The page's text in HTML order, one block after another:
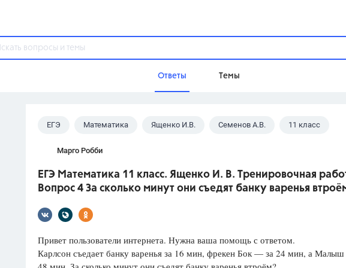
Ответы Темы
Популярные темы
ОГЭ
ФИПИ
ответов
Домашнее задание
Школа
Разумовская М.М., Габриелян
ЕГЭ Математика Ященко И.В. Семенов А.В. 11 класс
Марго Робби
ЕГЭ Математика 11 класс. Ященко И. В. Тренировочная
Вопрос 4 За сколько минут они съедят банку варенья
Привет пользователи интернета. Нужна ваша помощь с ответом.
Карлсон съедает банку варенья за 16 мин, фрекен Бок — за 24 мин, а